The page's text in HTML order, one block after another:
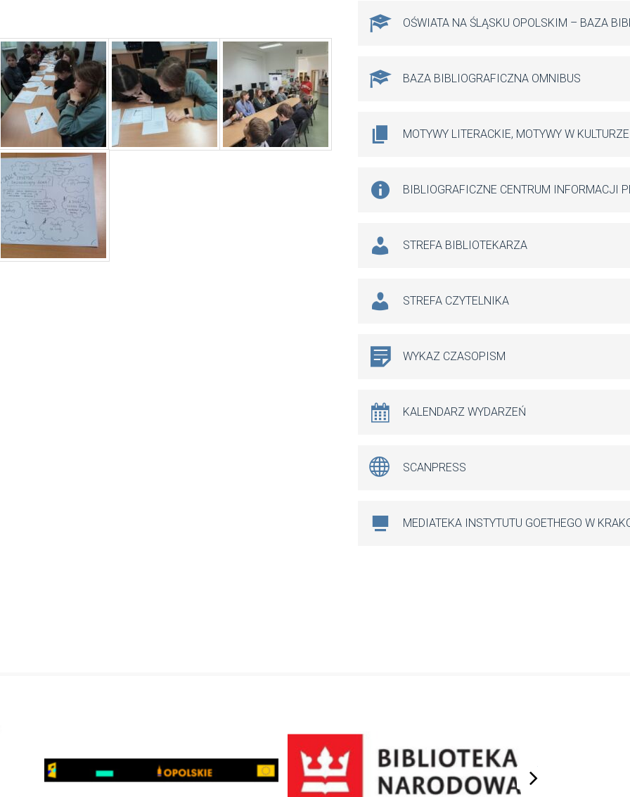
OŚWIATA NA ŚLĄSKU OPOLSKIM – BAZA
BAZA BIBLIOGRAFICZNA OMNIBUS
MOTYWY LITERACKIE, MOTYWY W KULTURZE
BIBLIOGRAFICZNE CENTRUM INFORMACJI
STREFA BIBLIOTEKARZA
STREFA CZYTELNIKA
WYKAZ CZASOPISM
KALENDARZ WYDARZEŃ
SCANPRESS
MEDIATEKA INSTYTUTU GOETHEGO W
next